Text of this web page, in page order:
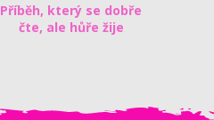
Příběh, který se dobře
čte, ale hůře žije